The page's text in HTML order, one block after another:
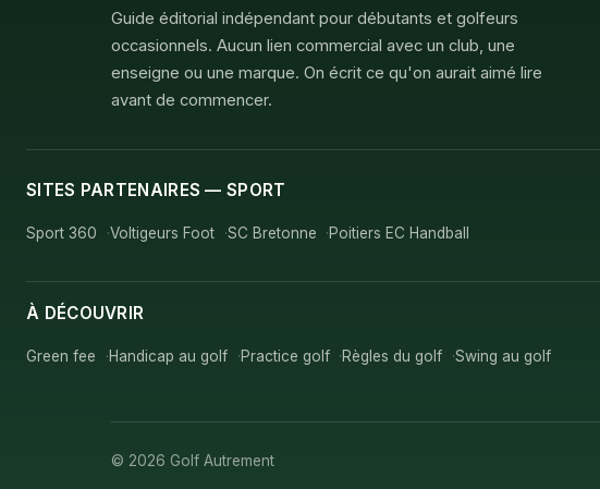
Guide éditorial indépendant pour débutants et golfeurs
occasionnels. Aucun lien commercial avec un club, une
enseigne ou une marque. On écrit ce qu'on aurait aimé lire
avant de commencer.
SITES PARTENAIRES — SPORT
Sport 360 Voltigeurs Foot SC Bretonne Poitiers EC Handball
À DÉCOUVRIR
Green fee Handicap au golf Practice golf Règles du golf Swing au golf
© 2026 Golf Autrement